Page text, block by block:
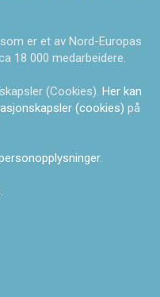
som er et av Nord-Europas
18 000 medarbeidere.
(Cookies). Her kan
(cookies) på
.
.